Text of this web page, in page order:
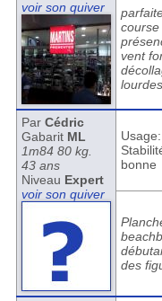
voir son quiver
vent
Par Cédric
Gabarit ML
1m84 80 kg.
43 ans
Niveau Expert
voir son quiver
bonne
des